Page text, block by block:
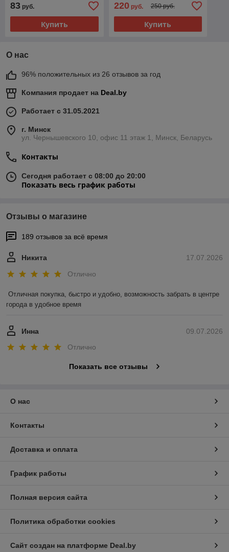
83 руб.
Купить
220 руб. 250 руб.
Купить
О нас
96% положительных из 26 отзывов за год
Компания продает на Deal.by
Работает с 31.05.2021
г. Минск
ул. Чернышевского 10, офис 11 этаж 1, Минск, Беларусь
Контакты
Сегодня работает с 08:00 до 20:00
Показать весь график работы
Отзывы о магазине
189 отзывов за всё время
17.07.2026
Никита
Отлично
Отличная покупка, быстро и удобно, возможность забрать в центре
города в удобное время
09.07.2026
Инна
Отлично
Показать все отзывы
О нас
Контакты
Доставка и оплата
График работы
Полная версия сайта
Политика обработки cookies
Сайт создан на платформе Deal.by